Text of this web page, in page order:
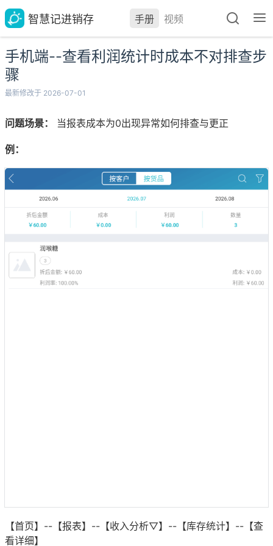
智慧记进销存 手册 视频
手机端--查看利润统计时成本不对排查步
骤
最新修改于 2026-07-01
问题场景： 当报表成本为0出现异常如何排查与更正
例：
【首页】--【报表】--【收入分析▽】--【库存统计】--【查
看详细】